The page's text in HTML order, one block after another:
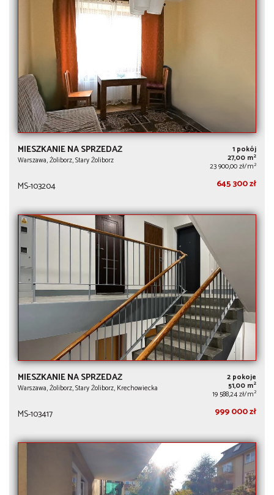
MIESZKANIE NA SPRZEDAŻ
Warszawa, Żoliborz, Stary Żoliborz
1 pokój
27,00 m2
23 900,00 zł/m2
MS-103204 645 300 zł
MIESZKANIE NA SPRZEDAŻ
Warszawa, Żoliborz, Stary Żoliborz, Krechowiecka
2 pokoje
51,00 m2
19 588,24 zł/m2
MS-103417 999 000 zł